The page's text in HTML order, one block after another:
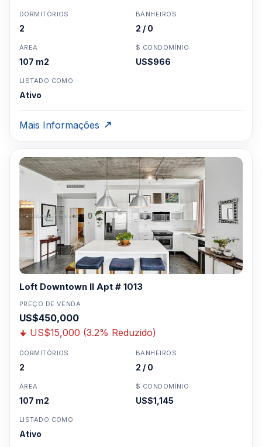
DORMITÓRIOS
2
BANHEIROS
2 / 0
ÁREA
107 m2
$ CONDOMÍNIO
US$966
LISTADO COMO
Ativo
Mais Informações
Loft Downtown II Apt # 1013
PREÇO DE VENDA
US$450,000
US$15,000 (3.2% Reduzido)
DORMITÓRIOS
2
BANHEIROS
2 / 0
ÁREA
107 m2
$ CONDOMÍNIO
US$1,145
LISTADO COMO
Ativo